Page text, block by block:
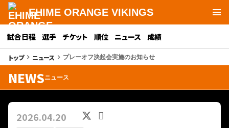
EHIME ORANGE VIKINGS
試合日程 選手 チケット 順位 ニュース 成績
トップkeyboard_arrow_right ニュース keyboard_arrow_right プレーオフ決起会実施のお知らせ
NEWSニュース
2026.04.20